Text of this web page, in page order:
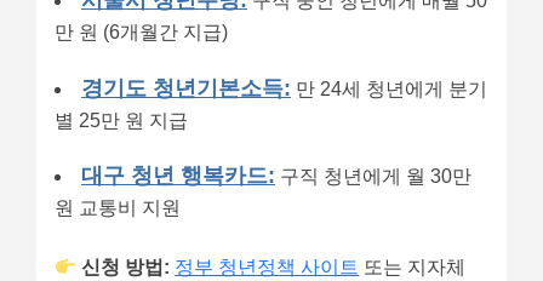
만 원 (6개월간 지급)
경기도 청년기본소득: 만 24세 청년에게 분기
별 25만 원 지급
대구 청년 행복카드: 구직 청년에게 월 30만
원 교통비 지원
신청 방법: 정부 청년정책 사이트 또는 지자체